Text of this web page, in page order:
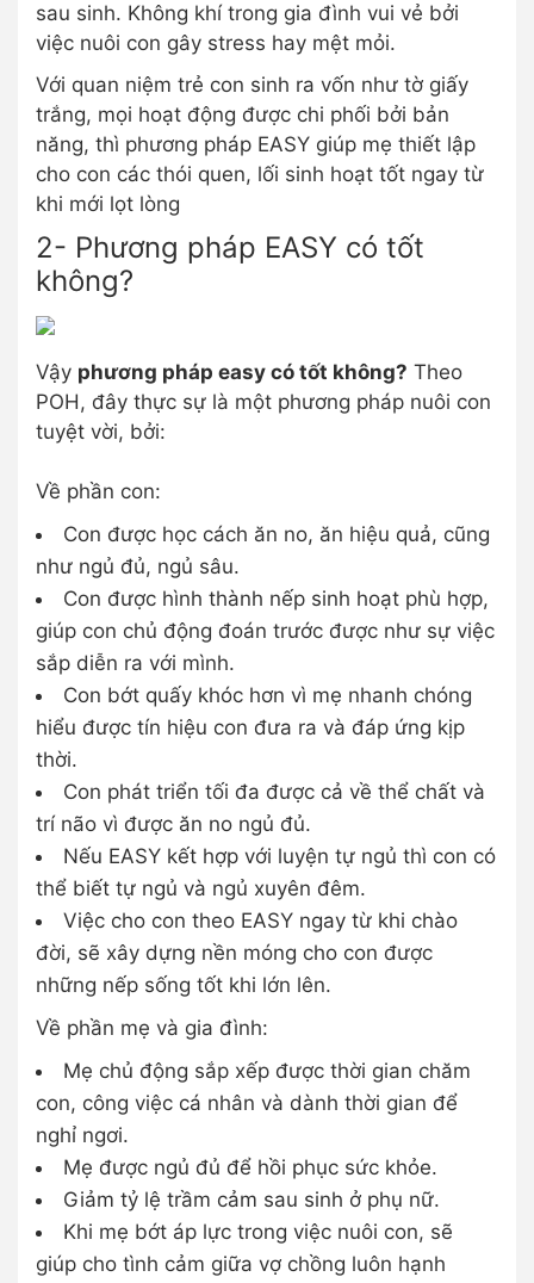
sau sinh. Không khí trong gia đình vui vẻ bởi
việc nuôi con gây stress hay mệt mỏi.
Với quan niệm trẻ con sinh ra vốn như tờ giấy
trắng, mọi hoạt động được chi phối bởi bản
năng, thì phương pháp EASY giúp mẹ thiết lập
cho con các thói quen, lối sinh hoạt tốt ngay từ
khi mới lọt lòng
2- Phương pháp EASY có tốt
không?
Vậy phương pháp easy có tốt không? Theo
POH, đây thực sự là một phương pháp nuôi con
tuyệt vời, bởi:
Về phần con:
Con được học cách ăn no, ăn hiệu quả, cũng
như ngủ đủ, ngủ sâu.
Con được hình thành nếp sinh hoạt phù hợp,
giúp con chủ động đoán trước được như sự việc
sắp diễn ra với mình.
Con bớt quấy khóc hơn vì mẹ nhanh chóng
hiểu được tín hiệu con đưa ra và đáp ứng kịp
thời.
Con phát triển tối đa được cả về thể chất và
trí não vì được ăn no ngủ đủ.
Nếu EASY kết hợp với luyện tự ngủ thì con có
thể biết tự ngủ và ngủ xuyên đêm.
Việc cho con theo EASY ngay từ khi chào
đời, sẽ xây dựng nền móng cho con được
những nếp sống tốt khi lớn lên.
Về phần mẹ và gia đình:
Mẹ chủ động sắp xếp được thời gian chăm
con, công việc cá nhân và dành thời gian để
nghỉ ngơi.
Mẹ được ngủ đủ để hồi phục sức khỏe.
Giảm tỷ lệ trầm cảm sau sinh ở phụ nữ.
Khi mẹ bớt áp lực trong việc nuôi con, sẽ
giúp cho tình cảm giữa vợ chồng luôn hạnh